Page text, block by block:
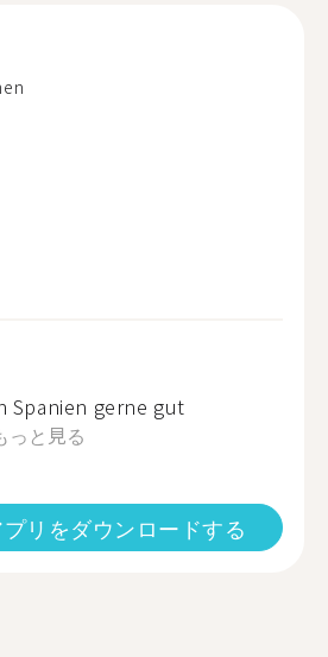
Spanien gerne gut
っと見る
リをダウンロードする